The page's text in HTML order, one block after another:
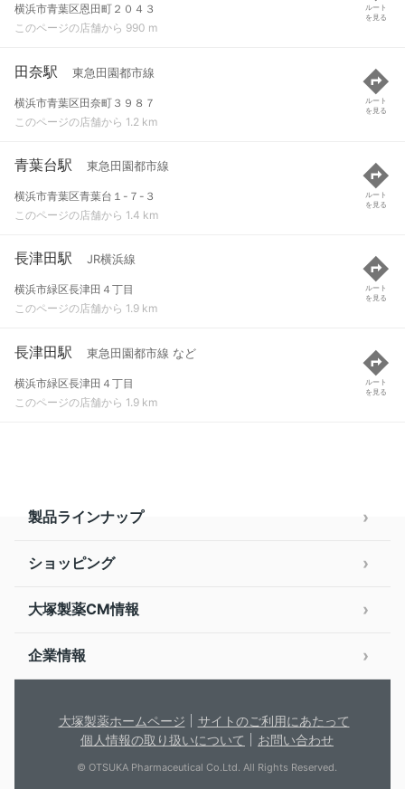
横浜市青葉区恩田町２０４３
このページの店舗から 990 m
ルート
を見る
田奈駅 東急田園都市線
横浜市青葉区田奈町３９８７
このページの店舗から 1.2 km
ルート
を見る
青葉台駅 東急田園都市線
横浜市青葉区青葉台１-７-３
このページの店舗から 1.4 km
ルート
を見る
長津田駅 JR横浜線
横浜市緑区長津田４丁目
このページの店舗から 1.9 km
ルート
を見る
長津田駅 東急田園都市線 など
横浜市緑区長津田４丁目
このページの店舗から 1.9 km
ルート
を見る
製品ラインナップ
ショッピング
大塚製薬CM情報
企業情報
大塚製薬ホームページ
サイトのご利用にあたって
個人情報の取り扱いについて
お問い合わせ
© OTSUKA Pharmaceutical Co.Ltd. All Rights Reserved.